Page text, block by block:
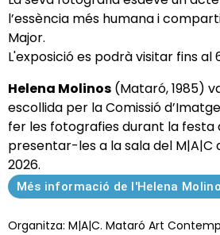
l’essència més humana i
Major.
L'exposició es podrà visitar fins al
Helena Molinos (Mataró, 1985)
escollida per la Comissió
fer les fotografies durant la festa
presentar-les a la sala del M|A|C
2026.
Més informació de l'Helena
Organitza: M|A|C. Mataró Art